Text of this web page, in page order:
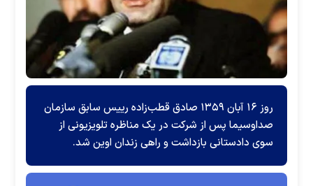
روز ۱۶ آبان ۱۳۵۹ صادق قطب‌زاده رییس سابق سازمان
صداوسیما پس از شرکت در یک مناظره تلویزیونی از
سوی دادستانی بازداشت و راهی زندان اوین شد.